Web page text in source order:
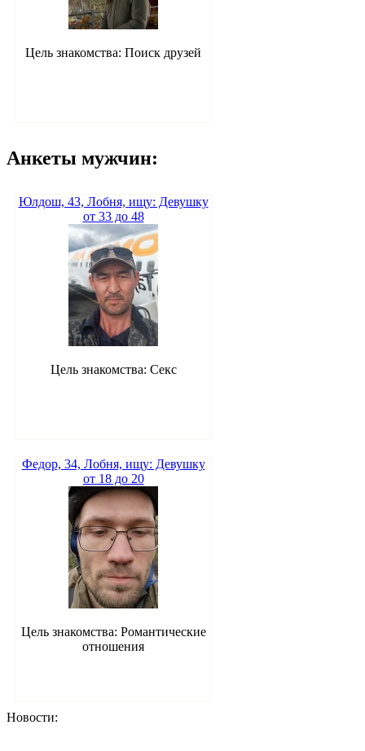
Цель знакомства: Поиск друзей
Анкеты мужчин:
Юлдош, 43, Лобня, ищу: Девушку
от 33 до 48
Цель знакомства: Секс
Федор, 34, Лобня, ищу: Девушку
от 18 до 20
Цель знакомства: Романтические
отношения
Новости: